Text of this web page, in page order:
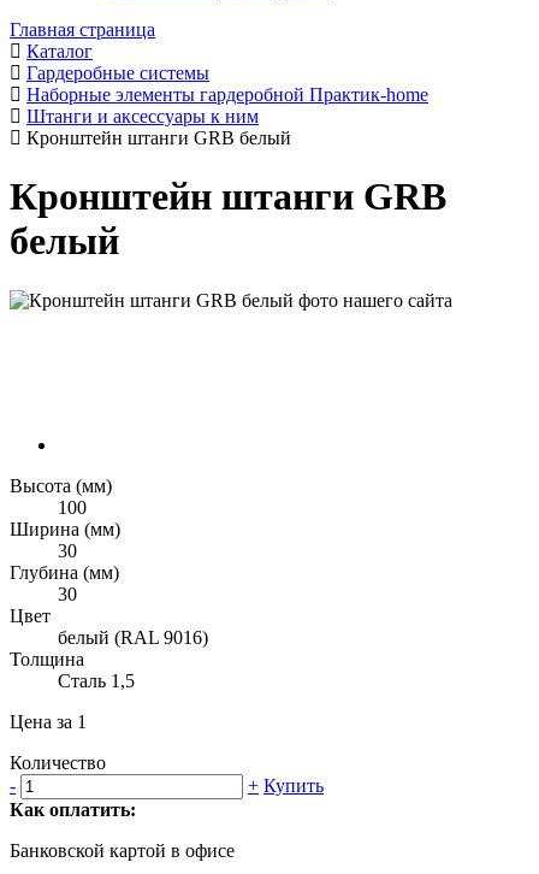
Главная страница
Каталог
Гардеробные системы
Наборные элементы гардеробной Практик-home
Штанги и аксессуары к ним
Кронштейн штанги GRB белый
Кронштейн штанги GRB
белый
Высота (мм)
100
Ширина (мм)
30
Глубина (мм)
30
Цвет
белый (RAL 9016)
Толщина
Сталь 1,5
Цена за 1
Количество
-
+ Купить
Как оплатить:
Банковской картой в офисе